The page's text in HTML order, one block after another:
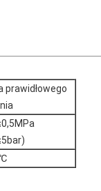
prawidłowego